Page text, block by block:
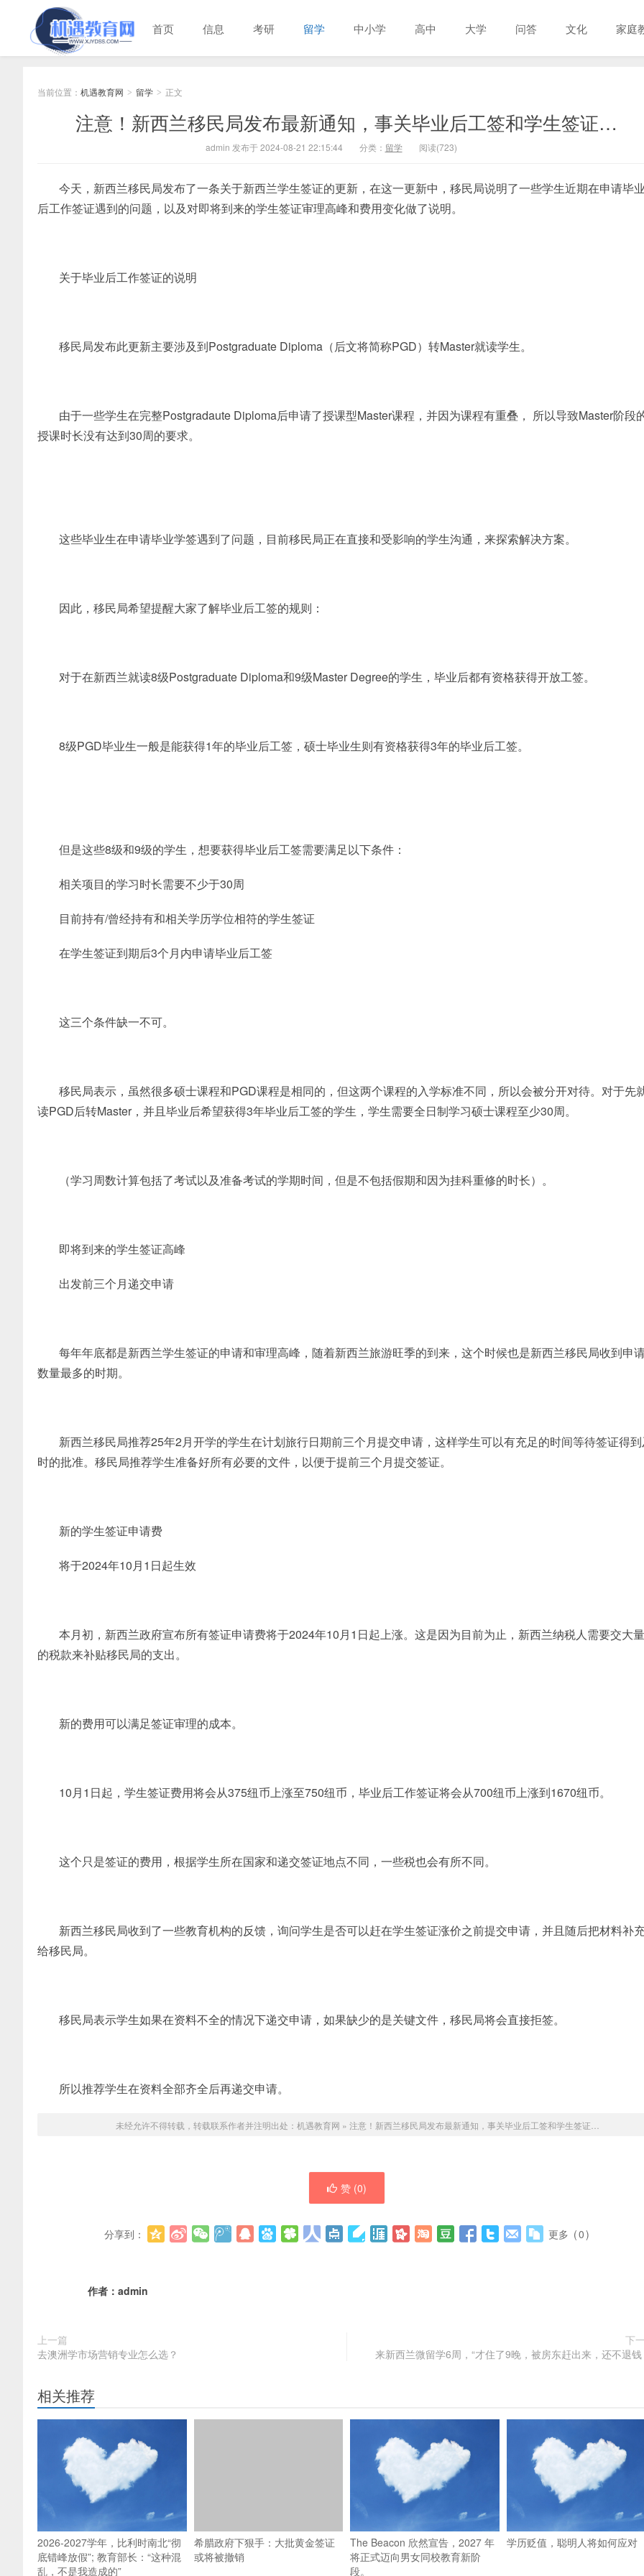
首页 信息 考研 留学 中小学 高中 大学 问答 文化 家庭
当前位置： 机遇教育网 > 留学 > 正文
注意！新西兰移民局发布最新通知，事关毕业后工签和学生签证…
admin 发布于 2024-08-21 22:15:44 分类： 留学 阅读(723)
今天，新西兰移民局发布了一条关于新西兰学生签证的更新，在这一更新中，移民局说明了一些学生近期在申请毕
后工作签证遇到的问题，以及对即将到来的学生签证审理高峰和费用变化做了说明。
关于毕业后工作签证的说明
移民局发布此更新主要涉及到Postgraduate Diploma（后文将简称PGD）转Master就读学生。
由于一些学生在完整Postgradaute Diploma后申请了授课型Master课程，并因为课程有重叠， 所以导致Master阶段
授课时长没有达到30周的要求。
这些毕业生在申请毕业学签遇到了问题，目前移民局正在直接和受影响的学生沟通，来探索解决方案。
因此，移民局希望提醒大家了解毕业后工签的规则：
对于在新西兰就读8级Postgraduate Diploma和9级Master Degree的学生，毕业后都有资格获得开放工签。
8级PGD毕业生一般是能获得1年的毕业后工签，硕士毕业生则有资格获得3年的毕业后工签。
但是这些8级和9级的学生，想要获得毕业后工签需要满足以下条件：
相关项目的学习时长需要不少于30周
目前持有/曾经持有和相关学历学位相符的学生签证
在学生签证到期后3个月内申请毕业后工签
这三个条件缺一不可。
移民局表示，虽然很多硕士课程和PGD课程是相同的，但这两个课程的入学标准不同，所以会被分开对待。对于先
读PGD后转Master，并且毕业后希望获得3年毕业后工签的学生，学生需要全日制学习硕士课程至少30周。
（学习周数计算包括了考试以及准备考试的学期时间，但是不包括假期和因为挂科重修的时长）。
即将到来的学生签证高峰
出发前三个月递交申请
每年年底都是新西兰学生签证的申请和审理高峰，随着新西兰旅游旺季的到来，这个时候也是新西兰移民局收到申
数量最多的时期。
新西兰移民局推荐25年2月开学的学生在计划旅行日期前三个月提交申请，这样学生可以有充足的时间等待签证得
时的批准。移民局推荐学生准备好所有必要的文件，以便于提前三个月提交签证。
新的学生签证申请费
将于2024年10月1日起生效
本月初，新西兰政府宣布所有签证申请费将于2024年10月1日起上涨。这是因为目前为止，新西兰纳税人需要交大量
的税款来补贴移民局的支出。
新的费用可以满足签证审理的成本。
10月1日起，学生签证费用将会从375纽币上涨至750纽币，毕业后工作签证将会从700纽币上涨到1670纽币。
这个只是签证的费用，根据学生所在国家和递交签证地点不同，一些税也会有所不同。
新西兰移民局收到了一些教育机构的反馈，询问学生是否可以赶在学生签证涨价之前提交申请，并且随后把材料补
给移民局。
移民局表示学生如果在资料不全的情况下递交申请，如果缺少的是关键文件，移民局将会直接拒签。
所以推荐学生在资料全部齐全后再递交申请。
未经允许不得转载，转载联系作者并注明出处： 机遇教育网 » 注意！新西兰移民局发布最新通知，事关毕业后工签和学生签证…
赞 (0)
分享到： 更多 (0)
作者： admin
上一篇
去澳洲学市场营销专业怎么选？
下
来新西兰微留学6周，“才住了9晚，被房东赶出来，还不退钱
相关推荐
2026-2027学年，比利时南北“彻
底错峰放假”; 教育部长：“这种混
乱，不是我造成的”
希腊政府下狠手：大批黄金签证
或将被撤销
The Beacon 欣然宣告，2027 年
将正式迈向男女同校教育新阶
段。
学历贬值，聪明人将如何应对